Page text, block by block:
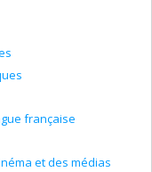
française
et des médias